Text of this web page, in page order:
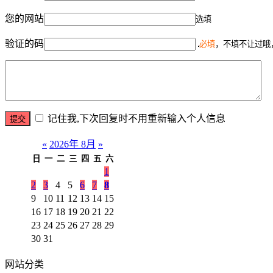
您的网站 选填
验证的码 必填，不填不让过
记住我,下次回复时不用重新输入个人信息
« 2026年 8月 »
日 一 二 三 四 五 六
1
2
3 4 5 6 7
8
9
10 11 12 13 14 15
16 17 18 19 20 21 22
23 24 25 26 27 28 29
30 31
网站分类